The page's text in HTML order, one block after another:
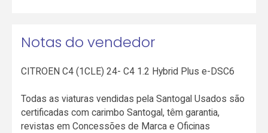
Notas do vendedor
CITROEN C4 (1CLE) 24- C4 1.2 Hybrid Plus e-DSC6
Todas as viaturas vendidas pela Santogal Usados são
certificadas com carimbo Santogal, têm garantia,
revistas em Concessões de Marca e Oficinas